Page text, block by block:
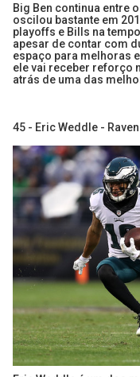
Big Ben continua entre
oscilou bastante em
playoffs e Bills na
apesar de contar com
espaço para melhoras
ele vai receber reforço
atrás de uma das
45 - Eric Weddle -